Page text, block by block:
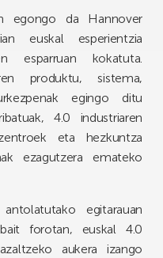
egongo da Hannover
euskal esperientzia
esparruan kokatuta.
produktu, sistema,
egingo ditu
4.0 industriaren
eta hezkuntza
ezagutzera emateko
egitarauan
forotan, euskal 4.0
aukera izango